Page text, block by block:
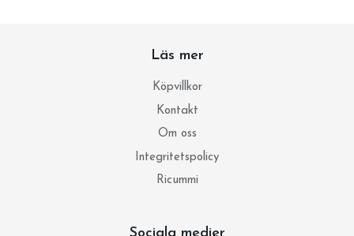
Läs mer
Köpvillkor
Kontakt
Om oss
Integritetspolicy
Ricummi